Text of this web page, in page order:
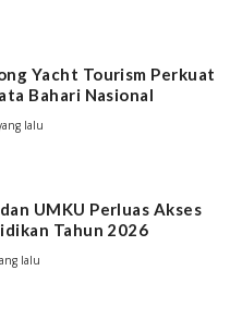
Yacht Tourism Perkuat
Bahari Nasional
lalu
UMKU Perluas Akses
Tahun 2026
lalu